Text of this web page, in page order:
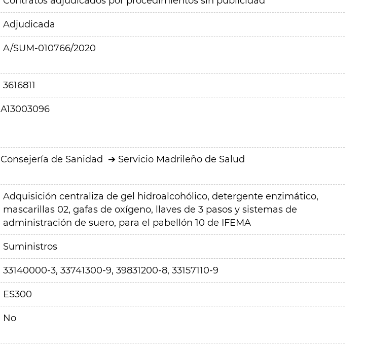
Adjudicada
A/SUM-010766/2020
3616811
A13003096
Consejería de Sanidad Servicio Madrileño de Salud
Adquisición centraliza de gel hidroalcohólico, detergente enzimático,
mascarillas 02, gafas de oxígeno, llaves de 3 pasos y sistemas de
administración de suero, para el pabellón 10 de IFEMA
Suministros
33140000-3, 33741300-9, 39831200-8, 33157110-9
ES300
No